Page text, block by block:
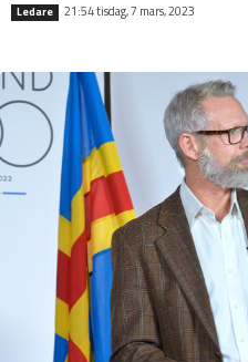
Ledare 21:54 tisdag, 7 mars, 2023